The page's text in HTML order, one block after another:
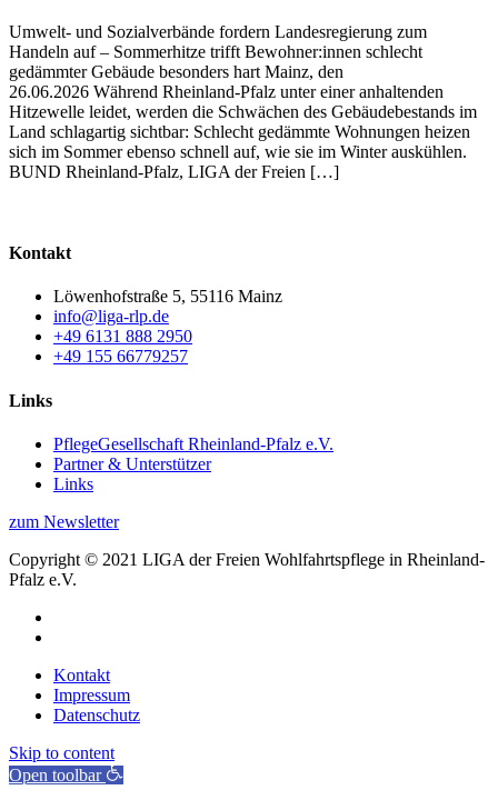
Umwelt- und Sozialverbände fordern Landesregierung zum
Handeln auf – Sommerhitze trifft Bewohner:innen schlecht
gedämmter Gebäude besonders hart Mainz, den
26.06.2026 Während Rheinland-Pfalz unter einer anhaltenden
Hitzewelle leidet, werden die Schwächen des Gebäudebestands im
Land schlagartig sichtbar: Schlecht gedämmte Wohnungen heizen
sich im Sommer ebenso schnell auf, wie sie im Winter auskühlen.
BUND Rheinland-Pfalz, LIGA der Freien […]
Kontakt
Löwenhofstraße 5, 55116 Mainz
info@liga-rlp.de
+49 6131 888 2950
+49 155 66779257
Links
PflegeGesellschaft Rheinland-Pfalz e.V.
Partner & Unterstützer
Links
zum Newsletter
Copyright © 2021 LIGA der Freien Wohlfahrtspflege in Rheinland-
Pfalz e.V.
Kontakt
Impressum
Datenschutz
Skip to content
Open toolbar